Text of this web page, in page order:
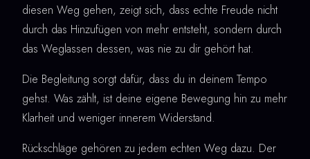
diesen Weg gehen, zeigt sich, dass echte Freude nicht
durch das Hinzufügen von mehr entsteht, sondern durch
das Weglassen dessen, was nie zu dir gehört hat.
Die Begleitung sorgt dafür, dass du in deinem Tempo
gehst. Was zählt, ist deine eigene Bewegung hin zu mehr
Klarheit und weniger innerem Widerstand.
Rückschläge gehören zu jedem echten Weg dazu. Der